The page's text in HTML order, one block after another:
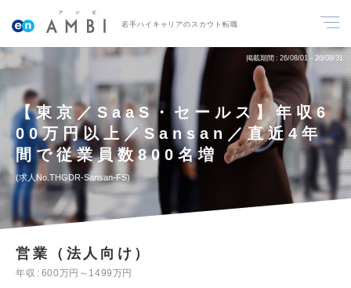
若手ハイキャリアのスカウト転職
掲載期間 26/08/01～26/08/31
【東京／SaaS・セールス】年収6
00万円以上／Sansan／直近4年
間で従業員数800名増
求人No.THGDR-Sansan-FS
営業（法人向け）
年収
600万円～1499万円